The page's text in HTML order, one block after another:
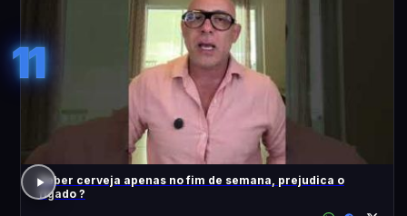
11
Beber cerveja apenas no fim de semana, prejudica o
fígado ?